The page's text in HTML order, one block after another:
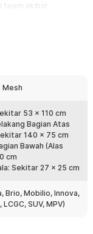
tajam akibat
untuk jangka
kondisi kabin
penuh tanpa perlu
sarung jok kursi
kursi bawaan
partikel
keringat, hingga
menyeluruh ini
awet, higienis,
Mesh
53 x 110 cm
Bagian Atas
140 x 75 cm
Bawah (Alas
cm
Sekitar 27 x 25 cm
Brio, Mobilio, Innova,
SUV, MPV)